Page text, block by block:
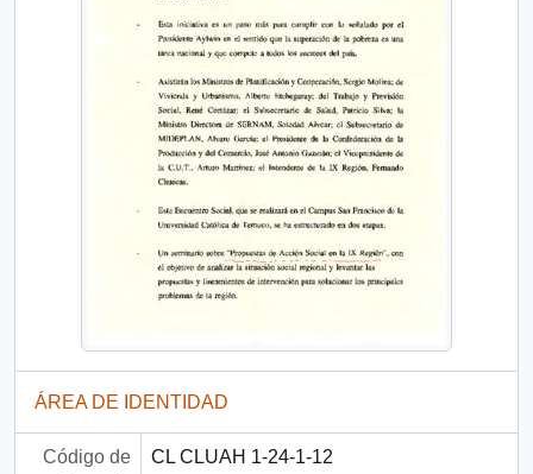
ÁREA DE IDENTIDAD
Código de
CL CLUAH 1-24-1-12